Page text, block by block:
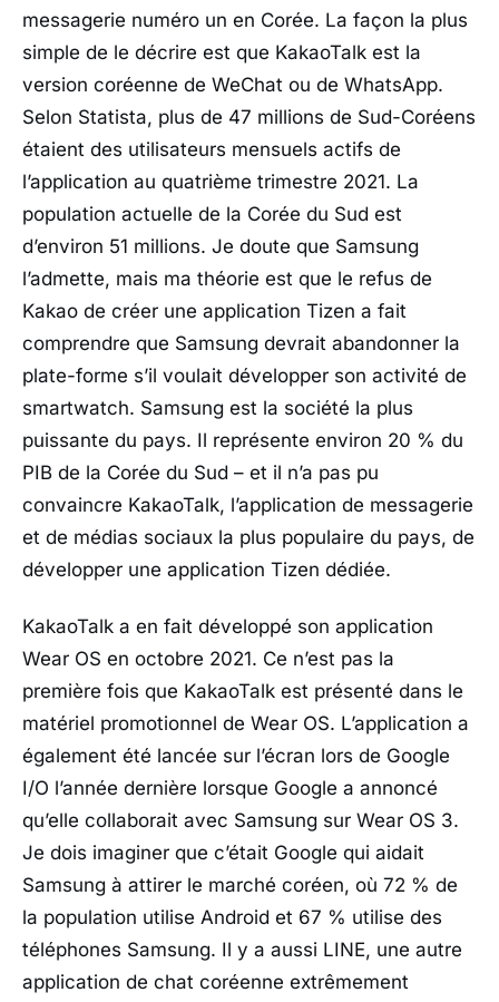
messagerie numéro un en Corée. La façon la plus
simple de le décrire est que KakaoTalk est la
version coréenne de WeChat ou de WhatsApp.
Selon Statista, plus de 47 millions de Sud-Coréens
étaient des utilisateurs mensuels actifs de
l’application au quatrième trimestre 2021. La
population actuelle de la Corée du Sud est
d’environ 51 millions. Je doute que Samsung
l’admette, mais ma théorie est que le refus de
Kakao de créer une application Tizen a fait
comprendre que Samsung devrait abandonner la
plate-forme s’il voulait développer son activité de
smartwatch. Samsung est la société la plus
puissante du pays. Il représente environ 20 % du
PIB de la Corée du Sud – et il n’a pas pu
convaincre KakaoTalk, l’application de messagerie
et de médias sociaux la plus populaire du pays, de
développer une application Tizen dédiée.
KakaoTalk a en fait développé son application
Wear OS en octobre 2021. Ce n’est pas la
première fois que KakaoTalk est présenté dans le
matériel promotionnel de Wear OS. L’application a
également été lancée sur l’écran lors de Google
I/O l’année dernière lorsque Google a annoncé
qu’elle collaborait avec Samsung sur Wear OS 3.
Je dois imaginer que c’était Google qui aidait
Samsung à attirer le marché coréen, où 72 % de
la population utilise Android et 67 % utilise des
téléphones Samsung. Il y a aussi LINE, une autre
application de chat coréenne extrêmement